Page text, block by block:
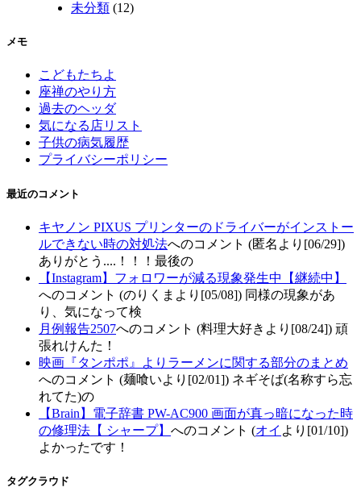
未分類 (12)
メモ
こどもたちよ
座禅のやり方
過去のヘッダ
気になる店リスト
子供の病気履歴
プライバシーポリシー
最近のコメント
キヤノン PIXUS プリンターのドライバーがインストー
ルできない時の対処法へのコメント (匿名より[06/29])
ありがとう....！！！最後の
【Instagram】フォロワーが減る現象発生中【継続中】
へのコメント (のりくまより[05/08]) 同様の現象があ
り、気になって検
月例報告2507へのコメント (料理大好きより[08/24]) 頑
張れけんた！
映画『タンポポ』よりラーメンに関する部分のまとめ
へのコメント (麺喰いより[02/01]) ネギそば(名称すら忘
れてた)の
【Brain】電子辞書 PW-AC900 画面が真っ暗になった時
の修理法【 シャープ】 へのコメント (オイ より[01/10])
よかったです！
タグクラウド